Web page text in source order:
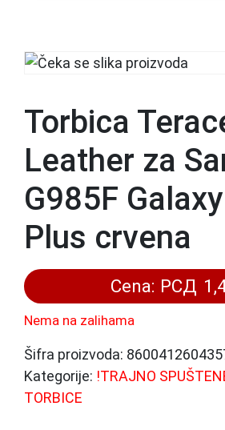
Torbica
Leather za
G985F
Plus crvena
Cena: РСД
Nema na zalihama
Šifra proizvoda:
Kategorije: !TRAJNO
TORBICE